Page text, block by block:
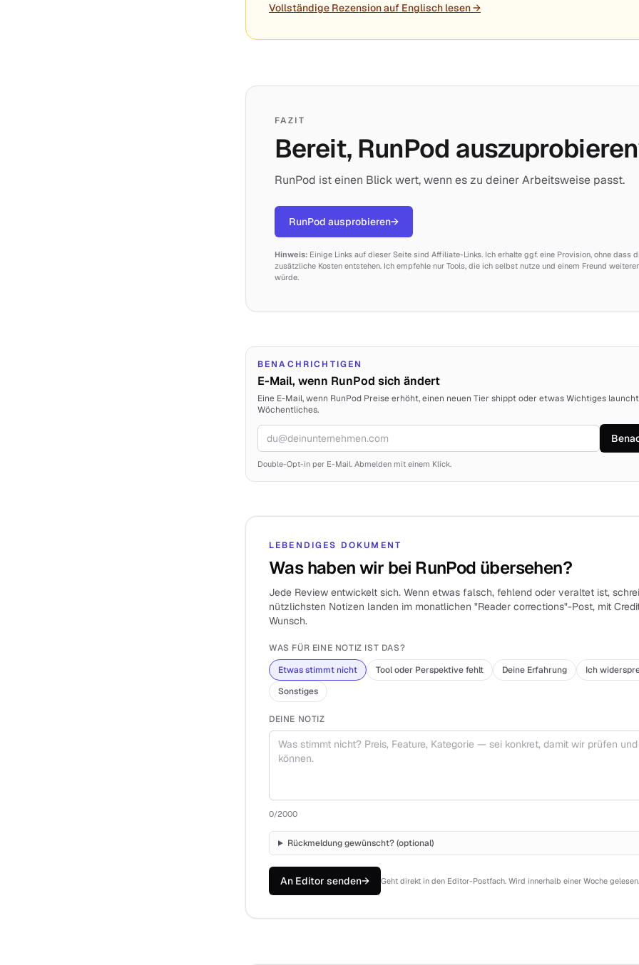
Vollständige Rezension auf Englisch lesen →
FAZIT
Bereit, RunPod
RunPod ist einen Blick wert, wenn es zu deiner Arbeitsweise passt.
RunPod ausprobieren→
Hinweis: Einige Links auf dieser Seite sind Affiliate-Links. Ich erhalte ggf. eine Provision, ohne dass
zusätzliche Kosten entstehen. Ich empfehle nur Tools, die ich selbst nutze und einem Freund
würde.
BENACHRICHTIGEN
E-Mail, wenn RunPod sich ändert
Eine E-Mail, wenn RunPod Preise erhöht, einen neuen Tier shippt oder etwas Wichtiges
Wöchentliches.
E-Mail
Double-Opt-in per E-Mail. Abmelden mit einem Klick.
LEBENDIGES DOKUMENT
Was haben wir bei RunPod übersehen?
Jede Review entwickelt sich. Wenn etwas falsch, fehlend oder veraltet ist,
nützlichsten Notizen landen im monatlichen "Reader corrections"-Post, mit
Wunsch.
WAS FÜR EINE NOTIZ IST DAS?
Etwas stimmt nicht
Tool oder Perspektive fehlt Deine Erfahrung
Ich
Sonstiges
DEINE NOTIZ
0/2000
Rückmeldung gewünscht? (optional)
An Editor senden→ Geht direkt in den Editor-Postfach. Wird innerhalb einer Woche gelesen.